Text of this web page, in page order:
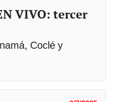
VIVO: tercer
Coclé y